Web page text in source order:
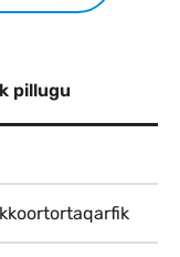
pillugu